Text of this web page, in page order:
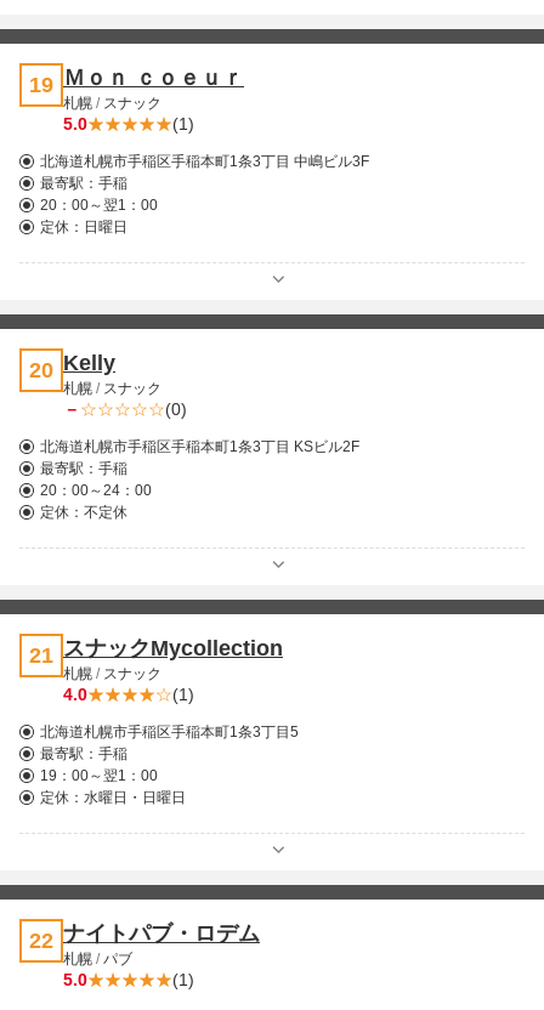
19 Ｍｏｎ ｃｏｅｕｒ
札幌 / スナック
5.0 (1)
北海道札幌市手稲区手稲本町1条3丁目 中嶋ビル3F
最寄駅： 手稲
20：00～翌1：00
定休：日曜日
20 Kelly
札幌 / スナック
－ (0)
北海道札幌市手稲区手稲本町1条3丁目 KSビル2F
最寄駅： 手稲
20：00～24：00
定休：不定休
21 スナックMycollection
札幌 / スナック
4.0 (1)
北海道札幌市手稲区手稲本町1条3丁目5
最寄駅： 手稲
19：00～翌1：00
定休：水曜日・日曜日
22 ナイトパブ・ロデム
札幌 /パブ
5.0 (1)